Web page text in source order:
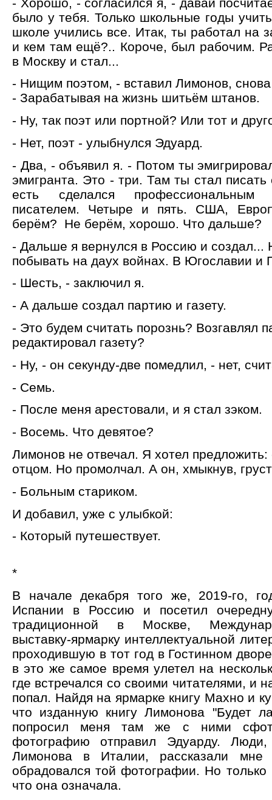
было у тебя. Только школьные годы
школе учились все. Итак, ты работал на
и кем там ещё?.. Короче, был рабочим.
в Москву и стал...
- Нищим поэтом, - вставил Лимонов,
- Зарабатывая на жизнь шитьём штанов.
- Ну, так поэт или портной? Или тот и
- Нет, поэт - улыбнулся Эдуард.
- Два, - объявил я. - Потом ты
эмигранта. Это - три. Там ты стал писать
есть сделался
писателем. Четыре и пять. США,
берём? Не берём, хорошо. Что дальше?
- Дальше я вернулся в Россию и создал...
побывать на даух войнах. В Югославии и
- Шесть, - заключил я.
- А дальше создал партию и газету.
- Это будем считать порознь? Возгавлял
редактировал газету?
- Ну, - он секунду-две помедлил, - нет,
- Семь.
- После меня арестовали, и я стал зэком.
- Восемь. Что девятое?
Лимонов не отвечал. Я хотел
отцом. Но промолчал. А он, хмыкнув,
- Больным стариком.
И добавил, уже с улыбкой:
- Который путешествует.
*
В начале декабря того же, 2019-го,
Испании в Россию и посетил
традиционной в Москве,
выставку-ярмарку интеллектуальной
проходившую в тот год в Гостинном
в это же самое время улетел на
где встречался со своими читателями, и
попал. Найдя на ярмарке книгу Махно и
что изданную книгу Лимонова "Будет
попросил меня там же с ними
фотографию отправил Эдуарду. Люди,
Лимонова в Италии, рассказали мне
обрадовался той фотографии. Но
что она означала.